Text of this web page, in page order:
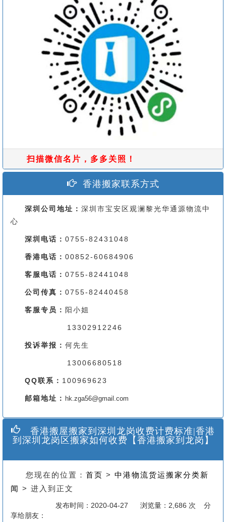
扫描微信名片，多多关照！
香港搬家联系方式
深圳公司地址： 深圳市宝安区观澜黎光华通源物流中
心
深圳电话： 0755-82431048
香港电话： 00852-60684906
客服电话： 0755-82441048
公司传真： 0755-82440458
客服专员： 阳小姐
13302912246
投诉举报： 何先生
13006680518
QQ联系： 100969623
邮箱地址： hk.zga56@gmail.com
香港搬屋搬家到深圳龙岗收费计费标准|香港
到深圳龙岗区搬家如何收费【香港搬家到龙岗】
您现在的位置： 首页 > 中港物流货运搬家分类新
闻 > 进入到正文
发布时间：2020-04-27 浏览量：2,686 次 分
享给朋友：